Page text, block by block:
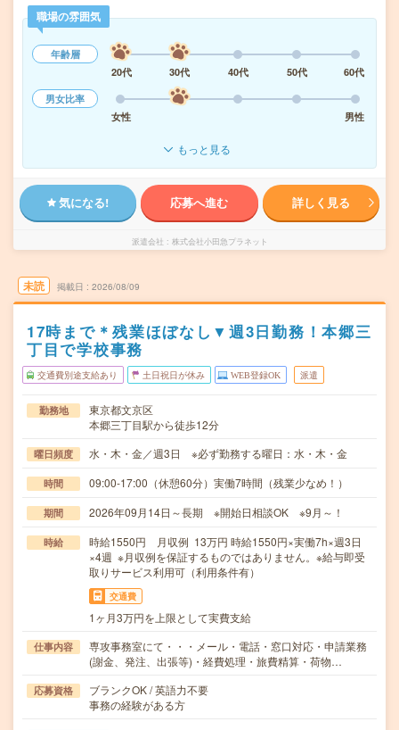
職場の雰囲気
年齢層
20代
30代 40代 50代
60代
男女比率
女性
男性
もっと見る
気になる! 応募へ進む 詳しく見る
派遣会社 株式会社小田急プラネット
未読 掲載日 2026/08/09
17時まで＊残業ほぼなし▼週3日勤務！本郷三
丁目で学校事務
交通費別途支給あり 土日祝日が休み WEB登録OK 派遣
勤務地
東京都文京区
本郷三丁目駅から徒歩12分
曜日頻度 水・木・金／週3日 ※必ず勤務する曜日：水・木・金
時間 09:00-17:00（休憩60分）実働7時間（残業少なめ！）
期間 2026年09月14日～長期 ※開始日相談OK ※9月～！
時給
時給1550円 月収例 13万円 時給1550円×実働7h×週3日
×4週 ※月収例を保証するものではありません。※給与即受
取りサービス利用可（利用条件有）
交通費
1ヶ月3万円を上限として実費支給
仕事内容
専攻事務室にて・・・メール・電話・窓口対応・申請業務
(謝金、発注、出張等)・経費処理・旅費精算・荷物…
応募資格
ブランクOK / 英語力不要
事務の経験がある方